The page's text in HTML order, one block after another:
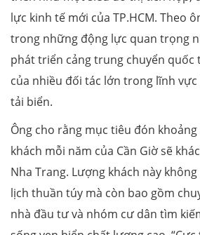
lực kinh tế mới của TP.HCM. Theo
trong những động lực quan trọng
phát triển cảng trung chuyển quốc
của nhiều đối tác lớn trong lĩnh vực
tải biển.
Ông cho rằng mục tiêu đón
khách mỗi năm của Cần Giờ sẽ
Nha Trang. Lượng khách này
lịch thuần túy mà còn bao gồm
nhà đầu tư và nhóm cư dân tìm